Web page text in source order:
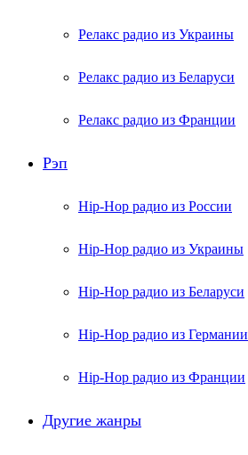
Релакс радио из Украины
Релакс радио из Беларуси
Релакс радио из Франции
Рэп
Hip-Hop радио из России
Hip-Hop радио из Украины
Hip-Hop радио из Беларуси
Hip-Hop радио из Германии
Hip-Hop радио из Франции
Другие жанры